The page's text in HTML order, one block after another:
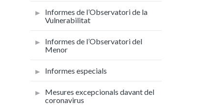
Informes de l’Observatori de la
Vulnerabilitat
Informes de l’Observatori del
Menor
Informes especials
Mesures excepcionals davant del
coronavirus